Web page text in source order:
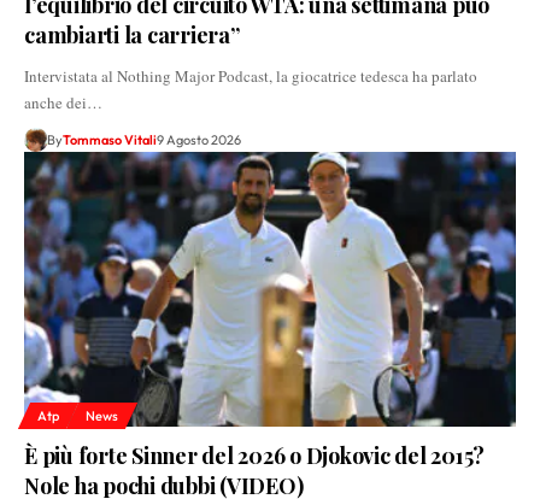
cambiarti la carriera”
Intervistata al Nothing Major Podcast, la giocatrice tedesca ha parlato
anche dei…
ByTommaso Vitali9 Agosto 2026
Atp News
È più forte Sinner del 2026 o Djokovic del 2015?
Nole ha pochi dubbi (VIDEO)